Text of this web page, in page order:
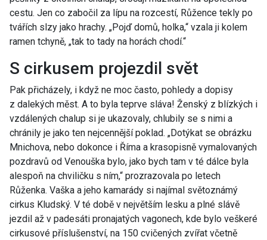
cestu. Jen co zabočil za lípu na rozcestí, Růžence tekly po
tvářích slzy jako hrachy. „Pojď domů, holka,“ vzala ji kolem
ramen tchyně, „tak to tady na horách chodí.“
S cirkusem projezdil svět
Pak přicházely, i když ne moc často, pohledy a dopisy
z dalekých měst. A to byla teprve sláva! Ženský z blízkých i
vzdálených chalup si je ukazovaly, chlubily se s nimi a
chránily je jako ten nejcennější poklad. „Dotýkat se obrázku
Mnichova, nebo dokonce i Říma a krasopisně vymalovaných
pozdravů od Venouška bylo, jako bych tam v té dálce byla
alespoň na chviličku s ním,“ prozrazovala po letech
Růženka. Vaška a jeho kamarády si najímal světoznámý
cirkus Kludský. V té době v největším lesku a plné slávě
jezdil až v padesáti pronajatých vagonech, kde bylo veškeré
cirkusové příslušenství, na 150 cvičených zvířat včetně